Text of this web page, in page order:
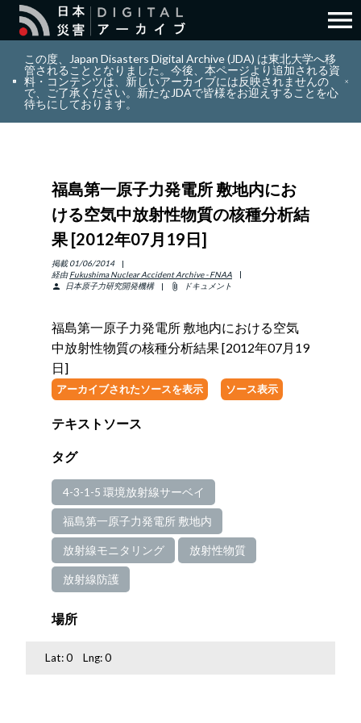
search 検索
layers コレクション
info_outline リソース
アバウト
ENGLISH 日本語
サインイン
menu
この度、Japan Disasters Digital Archive (JDA) は東北大学へ移
管されることとなりました。今後、本ページより追加される資
料・コンテンツは、新しいアーカイブには反映されませんの
で、ご了承ください。新たなJDAで皆様をお迎えすることを心
待ちにしております。
福島第一原子力発電所 敷地内にお
ける空気中放射性物質の核種分析結
果 [2012年07月19日]
掲載 01/06/2014
経由 Fukushima Nuclear Accident Archive - FNAA
person
日本原子力研究開発機構 attach_file ドキュメント
福島第一原子力発電所 敷地内における空気
中放射性物質の核種分析結果 [2012年07月19
日]
アーカイブされたソースを表示 ソース表示
テキストソース
タグ
4-3-1-5 環境放射線サーベイ
福島第一原子力発電所 敷地内
放射線モニタリング 放射性物質
放射線防護
場所
Lat:0 Lng:0